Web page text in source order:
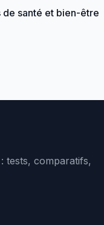
santé et bien-être
tests, comparatifs,